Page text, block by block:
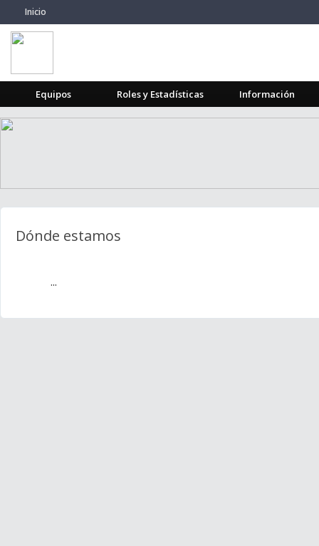
Inicio
Equipos Roles y Estadísticas Información
Dónde estamos
...